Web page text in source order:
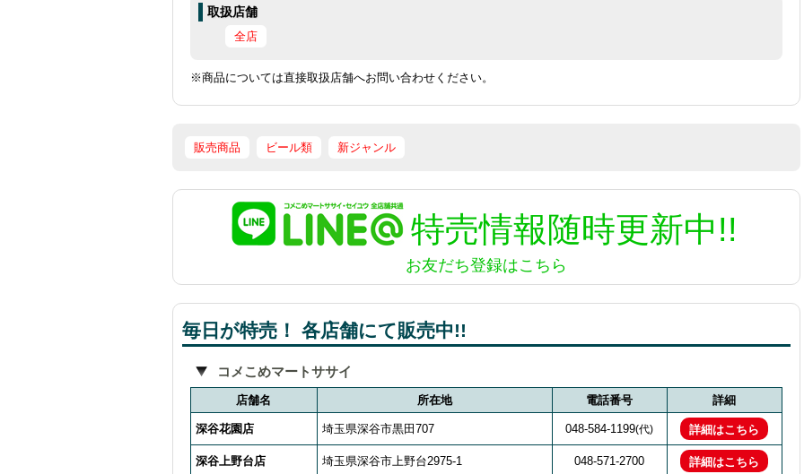
取扱店舗
全店
※商品については直接取扱店舗へお問い合わせください。
販売商品 ビール類 新ジャンル
特売情報随時更新中!!
お友だち登録はこちら
毎日が特売！ 各店舗にて販売中!!
コメこめマートササイ
店舗名 所在地 電話番号 詳細
深谷花園店 埼玉県深谷市黒田707 048-584-1199(代) 詳細はこちら
深谷上野台店 埼玉県深谷市上野台2975-1 048-571-2700 詳細はこちら